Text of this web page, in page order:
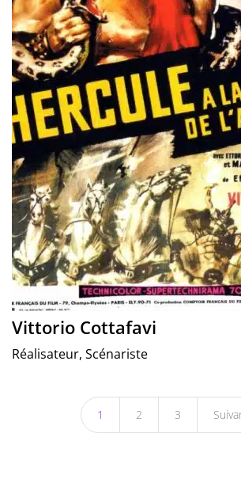
Vittorio Cottafavi
Réalisateur, Scénariste
1 2 3